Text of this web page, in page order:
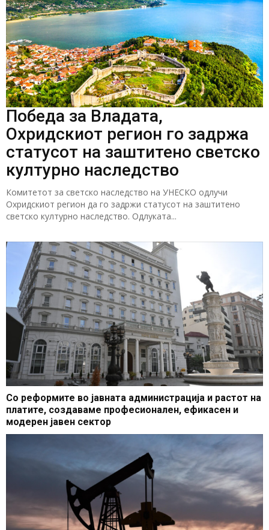
Победа за Владата,
Охридскиот регион го задржа
статусот на заштитено светско
културно наследство
Комитетот за светско наследство на УНЕСКО одлучи
Охридскиот регион да го задржи статусот на заштитено
светско културно наследство. Одлуката...
Со реформите во јавната администрација и растот на
платите, создаваме професионален, ефикасен и
модерен јавен сектор